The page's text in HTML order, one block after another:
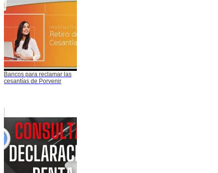
Bancos para reclamar las
cesantías de Porvenir